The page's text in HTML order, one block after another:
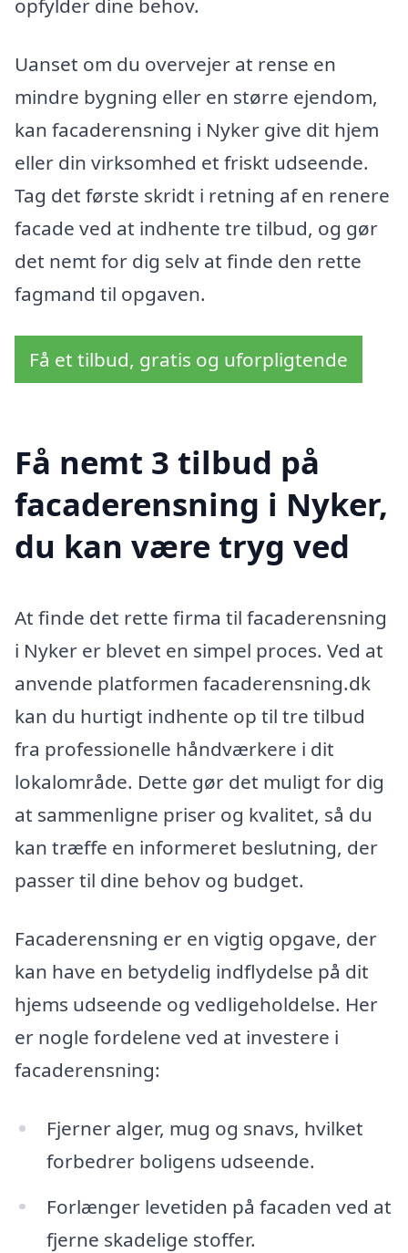
opfylder dine behov.
Uanset om du overvejer at rense en
mindre bygning eller en større ejendom,
kan facaderensning i Nyker give dit hjem
eller din virksomhed et friskt udseende.
Tag det første skridt i retning af en renere
facade ved at indhente tre tilbud, og gør
det nemt for dig selv at finde den rette
fagmand til opgaven.
Få et tilbud, gratis og uforpligtende
Få nemt 3 tilbud på
facaderensning i Nyker,
du kan være tryg ved
At finde det rette firma til facaderensning
i Nyker er blevet en simpel proces. Ved at
anvende platformen facaderensning.dk
kan du hurtigt indhente op til tre tilbud
fra professionelle håndværkere i dit
lokalområde. Dette gør det muligt for dig
at sammenligne priser og kvalitet, så du
kan træffe en informeret beslutning, der
passer til dine behov og budget.
Facaderensning er en vigtig opgave, der
kan have en betydelig indflydelse på dit
hjems udseende og vedligeholdelse. Her
er nogle fordelene ved at investere i
facaderensning:
Fjerner alger, mug og snavs, hvilket
forbedrer boligens udseende.
Forlænger levetiden på facaden ved at
fjerne skadelige stoffer.